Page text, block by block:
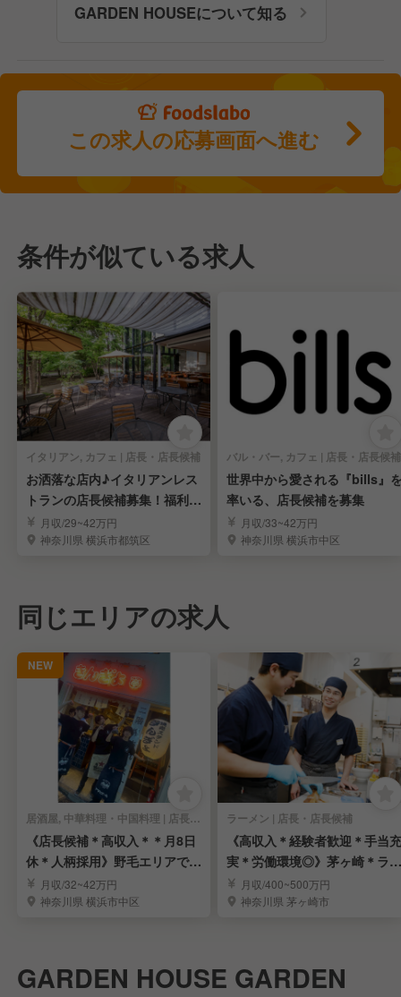
GARDEN HOUSEについて知る
この求人の応募画面へ進む
条件が似ている求人
イタリアン, カフェ | 店長・店長候補
お洒落な店内♪イタリアンレス
トランの店長候補募集！福利厚
生充実◎
月収/29~42万円
神奈川県 横浜市都筑区
バル・バー, カフェ | 店長・店長候補
世界中から愛される『bills』
率いる、店長候補を募集
月収/33~42万円
神奈川県 横浜市中区
同じエリアの求人
NEW
居酒屋, 中華料理・中国料理 | 店長・店長候補
《店長候補＊高収入＊＊月8日
休＊人柄採用》野毛エリアで根
付く人気の大衆酒場
月収/32~42万円
神奈川県 横浜市中区
ラーメン | 店長・店長候補
《高収入＊経験者歓迎＊手当充
実＊労働環境◎》茅ヶ崎＊ラー
メンの店長候補募集
月収/400~500万円
神奈川県 茅ヶ崎市
GARDEN HOUSE GARDEN